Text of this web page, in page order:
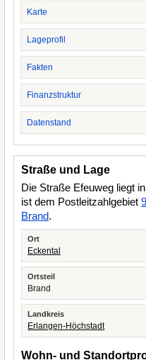
Karte
Lageprofil
Fakten
Finanzstruktur
Datenstand
Straße und Lage
Die Straße Efeuweg liegt in
ist dem Postleitzahlgebiet
Brand.
Ort
Eckental
Ortsteil
Brand
Landkreis
Erlangen-Höchstadt
Wohn- und